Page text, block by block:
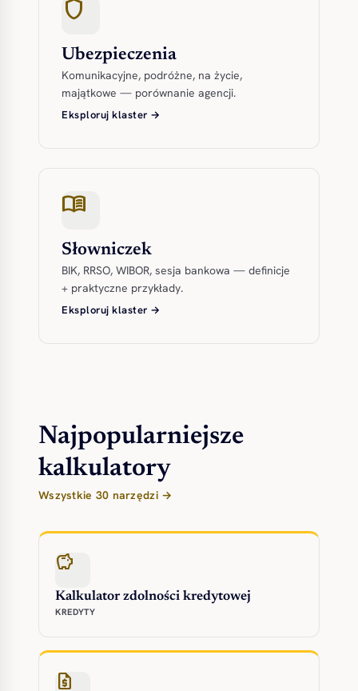
shield
Ubezpieczenia
Komunikacyjne, podróżne, na życie,
majątkowe — porównanie agencji.
Eksploruj klaster →
menu_book
Słowniczek
BIK, RRSO, WIBOR, sesja bankowa — definicje
+ praktyczne przykłady.
Eksploruj klaster →
Najpopularniejsze
kalkulatory
Wszystkie 30 narzędzi →
savings
Kalkulator zdolności kredytowej
KREDYTY
request_quote